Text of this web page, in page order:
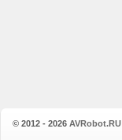
© 2012 - 2026 AVRobot.RU